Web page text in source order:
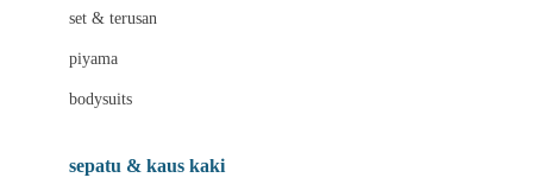
Beauty Barn
set & terusan
piyama
bodysuits
sepatu & kaus kaki